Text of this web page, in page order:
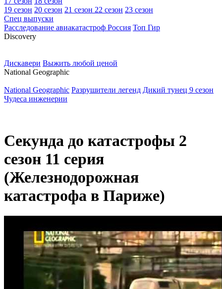
19 сезон 20 сезон 21 сезон 22 сезон 23 сезон
Спец выпуски
Расследование авиакатастроф Россия Топ Гир
Discovery
Дискавери Выжить любой ценой
National Geographic
National Geographic Разрушители легенд Дикий тунец 9 сезон
Чудеса инженерии
Секунда до катастрофы 2
сезон 11 серия
(Железнодорожная
катастрофа в Париже)